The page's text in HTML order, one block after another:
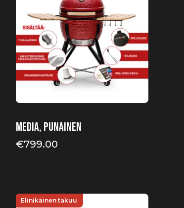
Media, punainen
€799.00
Elinikäinen takuu